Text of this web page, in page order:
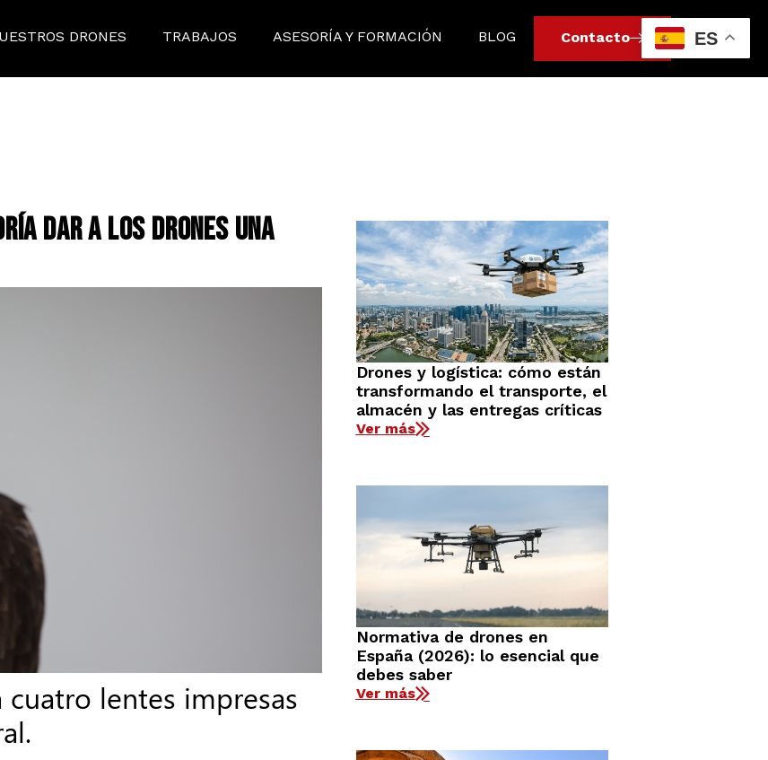
DRONES TRABAJOS ASESORÍA Y FORMACIÓN BLOG Contacto
DAR A LOS DRONES UNA
lentes impresas
Drones y logística: cómo están
transformando el transporte, el
almacén y las entregas críticas
Ver más
Normativa de drones en
España (2026): lo esencial que
debes saber
Ver más
ES